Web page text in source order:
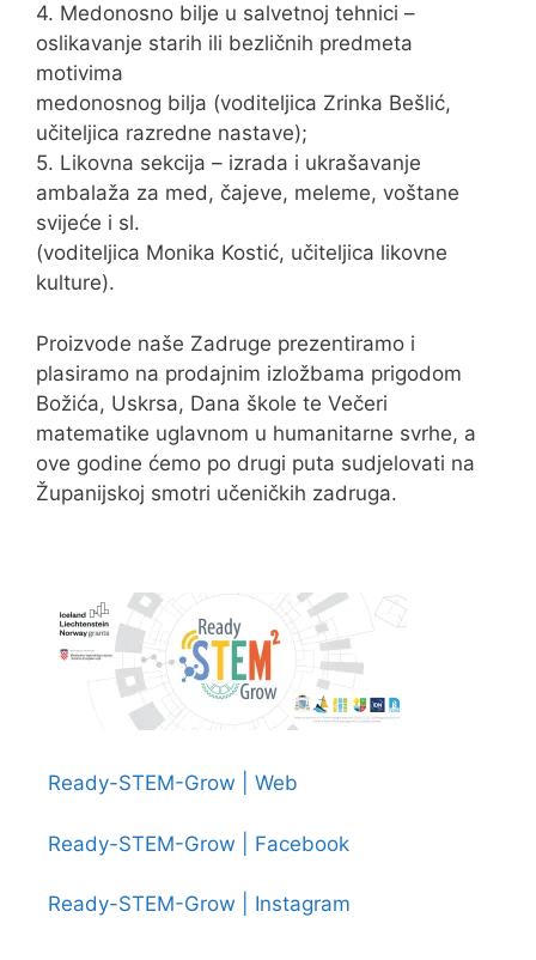
4. Medonosno bilje u salvetnoj tehnici –
oslikavanje starih ili bezličnih predmeta
motivima
medonosnog bilja (voditeljica Zrinka Bešlić,
učiteljica razredne nastave);
5. Likovna sekcija – izrada i ukrašavanje
ambalaža za med, čajeve, meleme, voštane
svijeće i sl.
(voditeljica Monika Kostić, učiteljica likovne
kulture).
Proizvode naše Zadruge prezentiramo i
plasiramo na prodajnim izložbama prigodom
Božića, Uskrsa, Dana škole te Večeri
matematike uglavnom u humanitarne svrhe, a
ove godine ćemo po drugi puta sudjelovati na
Županijskoj smotri učeničkih zadruga.
Ready-STEM-Grow | Web
Ready-STEM-Grow | Facebook
Ready-STEM-Grow | Instagram